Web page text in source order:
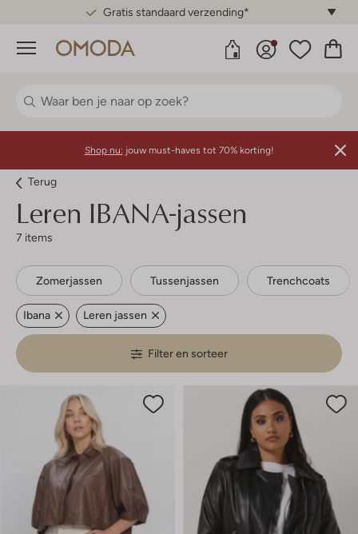
Gratis standaard verzending*
Menu
Shop nu: jouw must-haves tot 70% korting!
Terug
Leren IBANA-jassen
7 items
Zomerjassen Tussenjassen Trenchcoats
Ibana Leren jassen
Filter en sorteer